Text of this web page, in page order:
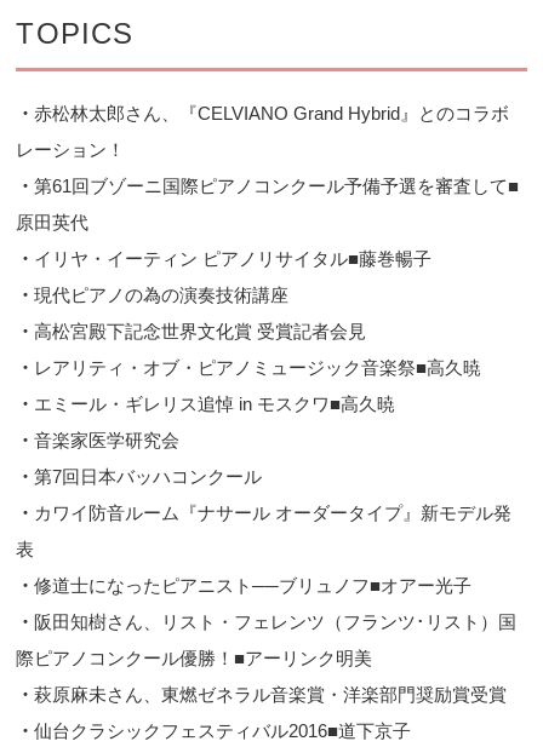
TOPICS
・赤松林太郎さん、『CELVIANO Grand Hybrid』とのコラボ
レーション！
・第61回ブゾーニ国際ピアノコンクール予備予選を審査して■
原田英代
・ イリヤ・イーティン ピアノリサイタル■藤巻暢子
・現代ピアノの為の演奏技術講座
・高松宮殿下記念世界文化賞 受賞記者会見
・ レアリティ・オブ・ピアノミュージック音楽祭■高久暁
・ エミール・ギレリス追悼 in モスクワ■高久暁
・音楽家医学研究会
・第7回日本バッハコンクール
・ カワイ防音ルーム『ナサール オーダータイプ』新モデル発
表
・修道士になったピアニスト──ブリュノフ■オアー光子
・ 阪田知樹さん、リスト・フェレンツ（フランツ･リスト）国
際ピアノコンクール優勝！■アーリンク明美
・萩原麻未さん、東燃ゼネラル音楽賞・洋楽部門奨励賞受賞
・仙台クラシックフェスティバル2016■道下京子